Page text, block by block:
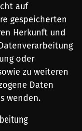
auf
gespeicherten
Herkunft und
oder
zu weiteren
Daten
wenden.